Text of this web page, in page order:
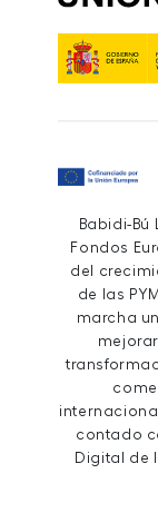
Babidi-
Fondos
del
de las
marcha
contado
Digital de